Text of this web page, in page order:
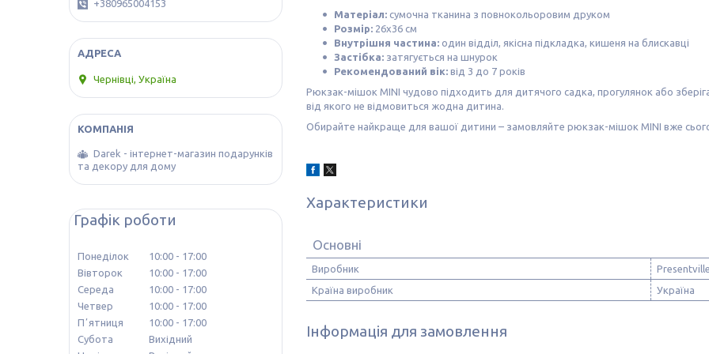
Матеріал: сумочна тканина з повнокольоровим друком
Розмір: 26х36 см
Внутрішня частина: один відділ, якісна підкладка, кишеня на блискавці
Застібка: затягується на шнурок
Рекомендований вік: від 3 до 7 років
Рюкзак-мішок MINI чудово підходить для дитячого садка, прогулянок або
від якого не відмовиться жодна дитина.
Обирайте найкраще для вашої дитини – замовляйте рюкзак-мішок MINI вже
Характеристики
Основні
Виробник
Країна виробник
Україна
Інформація для замовлення
+380965004153
Чернівці, Україна
Darek - інтернет-магазин подарунків
та декору для дому
Графік роботи
Понеділок 10:00
17:00
Вівторок
10:00
17:00
Середа
10:00
17:00
Четвер
10:00
17:00
Пʼятниця
10:00
17:00
Субота
Вихідний